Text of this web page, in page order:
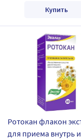
Купить
Ротокан флакон
для приема внутрь и